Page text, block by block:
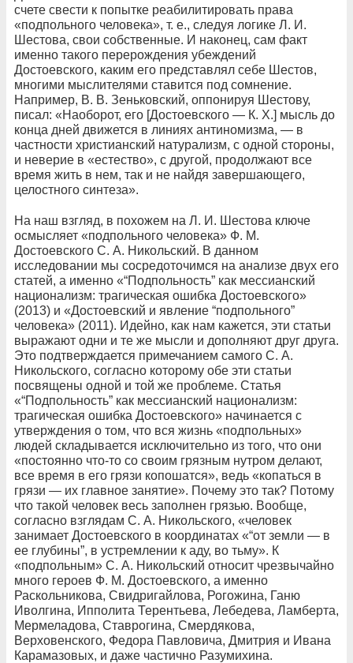
счете свести к попытке реабилитировать права
«подпольного человека», т. е., следуя логике Л. И.
Шестова, свои собственные. И наконец, сам факт
именно такого перерождения убеждений
Достоевского, каким его представлял себе Шестов,
многими мыслителями ставится под сомнение.
Например, В. В. Зеньковский, оппонируя Шестову,
писал: «Наоборот, его [Достоевского — К. Х.] мысль до
конца дней движется в линиях антиномизма, — в
частности христианский натурализм, с одной стороны,
и неверие в «естество», с другой, продолжают все
время жить в нем, так и не найдя завершающего,
целостного синтеза».
На наш взгляд, в похожем на Л. И. Шестова ключе
осмысляет «подпольного человека» Ф. М.
Достоевского С. А. Никольский. В данном
исследовании мы сосредоточимся на анализе двух его
статей, а именно «“Подпольность” как мессианский
национализм: трагическая ошибка Достоевского»
(2013) и «Достоевский и явление “подпольного”
человека» (2011). Идейно, как нам кажется, эти статьи
выражают одни и те же мысли и дополняют друг друга.
Это подтверждается примечанием самого С. А.
Никольского, согласно которому обе эти статьи
посвящены одной и той же проблеме. Статья
«“Подпольность” как мессианский национализм:
трагическая ошибка Достоевского» начинается с
утверждения о том, что вся жизнь «подпольных»
людей складывается исключительно из того, что они
«постоянно что-то со своим грязным нутром делают,
все время в его грязи копошатся», ведь «копаться в
грязи — их главное занятие». Почему это так? Потому
что такой человек весь заполнен грязью. Вообще,
согласно взглядам С. А. Никольского, «человек
занимает Достоевского в координатах «“от земли — в
ее глубины”, в устремлении к аду, во тьму». К
«подпольным» С. А. Никольский относит чрезвычайно
много героев Ф. М. Достоевского, а именно
Раскольникова, Свидригайлова, Рогожина, Ганю
Иволгина, Ипполита Терентьева, Лебедева, Ламберта,
Мермеладова, Ставрогина, Смердякова,
Верховенского, Федора Павловича, Дмитрия и Ивана
Карамазовых, и даже частично Разумихина.